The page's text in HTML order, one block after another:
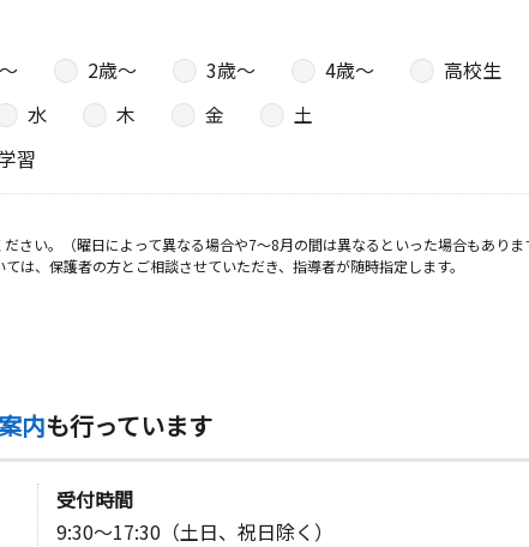
2歳〜 3歳〜 4歳〜
高校生
水 木 金
土
習
い。（曜日によって異なる場合や7～8月の間は異なるといった場合もありま
、保護者の方とご相談させていただき、指導者が随時指定します。
内も行っています
受付時間
9:30～17:30（土日、祝日除く）